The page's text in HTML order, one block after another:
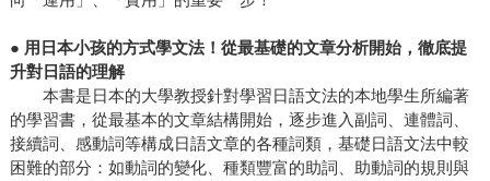
● 用日本小孩的方式學文法！從最基礎的文章分析開始，徹底提
升對日語的理解
本書是日本的大學教授針對學習日語文法的本地學生所編著
的學習書，從最基本的文章結構開始，逐步進入副詞、連體詞、
接續詞、感動詞等構成日語文章的各種詞類，基礎日語文法中較
困難的部分：如動詞的變化、種類豐富的助詞、助動詞的規則與